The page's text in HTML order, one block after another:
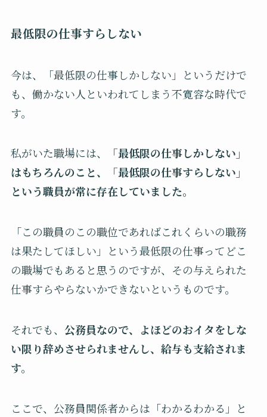
最低限の仕事すらしない
今は、「最低限の仕事しかしない」というだけで
も、働かない人といわれてしまう不寛容な時代で
す。
私がいた職場には、
「最低限の仕事しかしない」
はもちろんのこと、「最低限の仕事すらしない」
という職員が常に存在していました。
「この職員のこの職位であればこれくらいの職務
は果たしてほしい」という最低限の仕事ってどこ
の職場でもあると思うのですが、その与えられた
仕事すらやらないかできないというものです。
それでも、 公務員なので、よほどのおイタをしな
い限り辞めさせられませんし、給与も支給されま
す。
ここで、公務員関係者からは「わかるわかる」と